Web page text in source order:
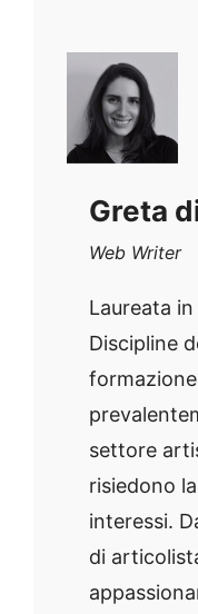
Greta
Web Writer
Laureata
Discipline
settore
risiedono
interessi.
di